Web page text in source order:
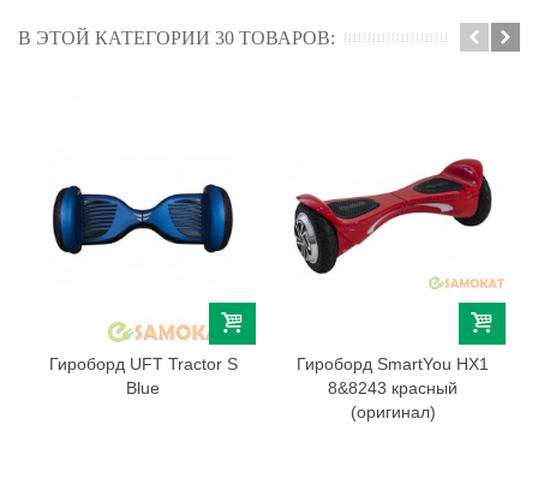
В ЭТОЙ КАТЕГОРИИ 30 ТОВАРОВ:
Гироборд UFT Tractor S
Blue
Гироборд SmartYou HХ1
8&8243 красный
(оригинал)